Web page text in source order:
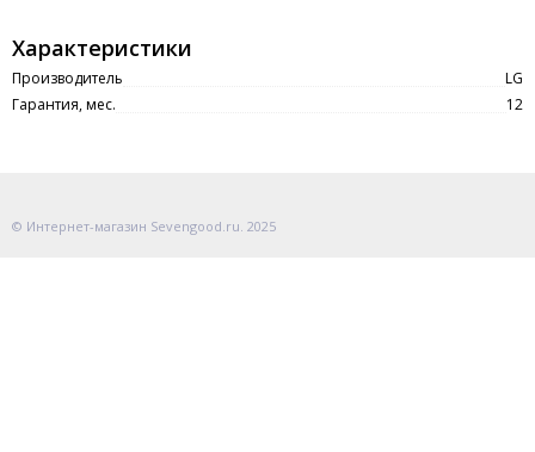
Характеристики
Производитель
LG
Гарантия, мес.
12
© Интернет-магазин Sevengood.ru. 2025